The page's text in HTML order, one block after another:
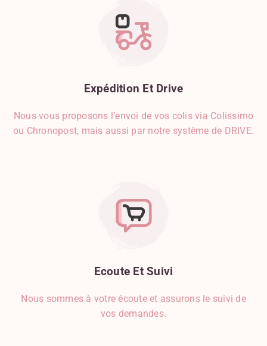
Expédition Et Drive
Nous vous proposons l’envoi de vos colis via Colissimo
ou Chronopost, mais aussi par notre système de DRIVE.
Ecoute Et Suivi
Nous sommes à votre écoute et assurons le suivi de
vos demandes.